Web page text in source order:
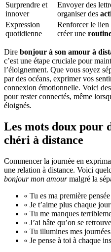
Surprendre et
innover
Envoyer des
organiser des
Expression
quotidienne
Renforcer le lien
créer une
Dire bonjour à son amour à
c’est une étape cruciale pour
l’éloignement. Que vous soyez
par des océans, exprimer vos
connexion émotionnelle. Voici
pour rester connectés, même
éloignés.
Les mots doux pour
chéri à distance
Commencer la journée en
une relation à distance. Voici
bonjour mon amourmalgré la
« Tu es ma première
« Je t’aime plus chaque
« Tu me manques
« J’ai hâte qu’on se
« Tu illumines mes
« Je pense à toi à chaque